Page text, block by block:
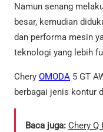
Namun senang
besar, kemudian
dan performa mesin
teknologi yang lebih
Chery OMODA 5 GT
berbagai jenis kontur
Baca juga: Chery Q